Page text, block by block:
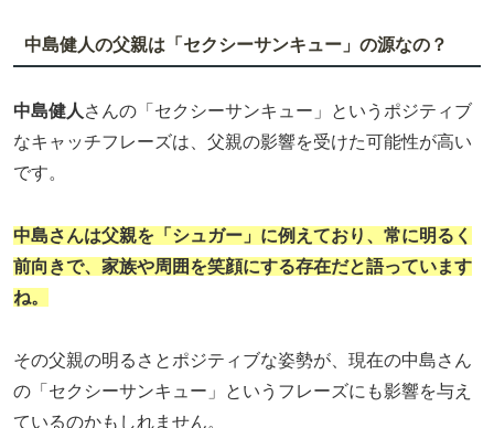
中島健人の父親は「セクシーサンキュー」の源なの？
中島健人 さんの「セクシーサンキュー」というポジティブ
なキャッチフレーズは、父親の影響を受けた可能性が高い
です。
中島さんは父親を「シュガー」に例えており、常に明るく
前向きで、家族や周囲を笑顔にする存在だと語っています
ね。
その父親の明るさとポジティブな姿勢が、現在の中島さん
の「セクシーサンキュー」というフレーズにも影響を与え
ているのかもしれません。